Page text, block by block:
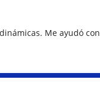
Me ayudó